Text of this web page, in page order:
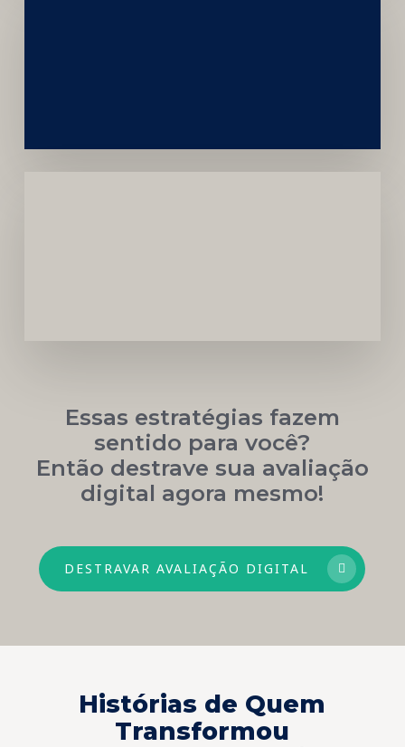
Essas estratégias fazem
sentido para você?
Então destrave sua avaliação
digital agora mesmo!
DESTRAVAR AVALIAÇÃO DIGITAL
Histórias de Quem
Transformou